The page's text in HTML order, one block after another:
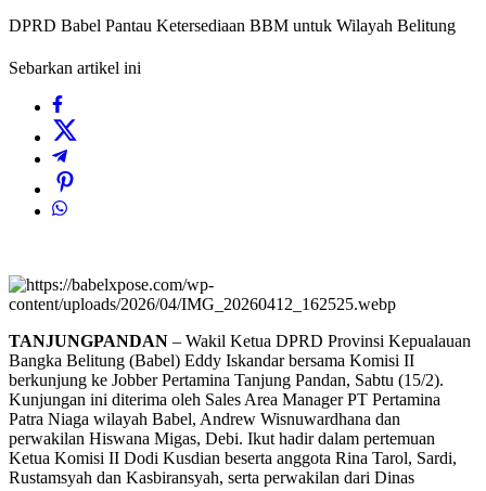
Bangka Belitung (Babel) Eddy Iskandar bersama Komisi II
berkunjung ke Jobber Pertamina Tanjung Pandan, Sabtu (15/2).
Kunjungan ini diterima oleh Sales Area Manager PT Pertamina
Patra Niaga wilayah Babel, Andrew Wisnuwardhana dan
perwakilan Hiswana Migas, Debi. Ikut hadir dalam pertemuan
Ketua Komisi II Dodi Kusdian beserta anggota Rina Tarol, Sardi,
Rustamsyah dan Kasbiransyah, serta perwakilan dari Dinas
Perindustrian dan Perdagangan dan Biro Ekonomi Pemprov Babel.